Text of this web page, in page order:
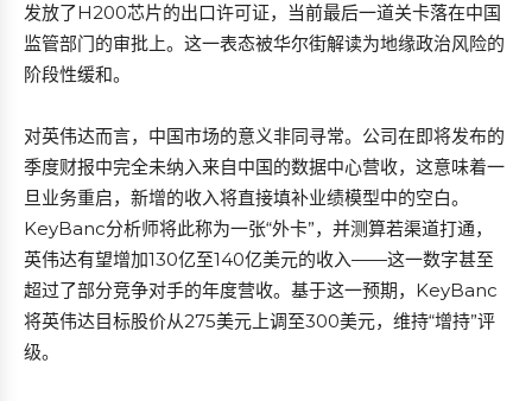
发放了H200芯片的出口许可证，当前最后一道关卡落在中国
监管部门的审批上。这一表态被华尔街解读为地缘政治风险的
阶段性缓和。
对英伟达而言，中国市场的意义非同寻常。公司在即将发布的
季度财报中完全未纳入来自中国的数据中心营收，这意味着一
旦业务重启，新增的收入将直接填补业绩模型中的空白。
KeyBanc分析师将此称为一张“外卡”，并测算若渠道打通，
英伟达有望增加130亿至140亿美元的收入——这一数字甚至
超过了部分竞争对手的年度营收。基于这一预期，KeyBanc
将英伟达目标股价从275美元上调至300美元，维持“增持”评
级。